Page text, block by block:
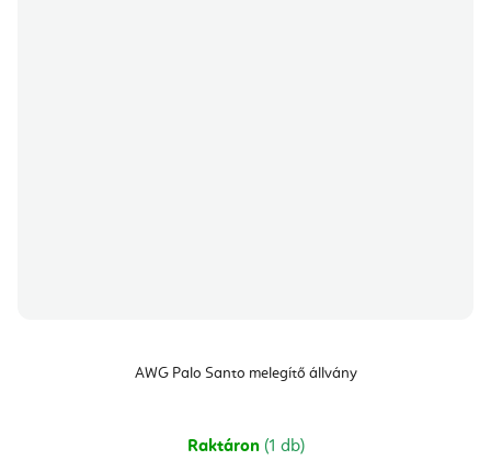
AWG Palo Santo melegítő állvány
Raktáron (1 db)